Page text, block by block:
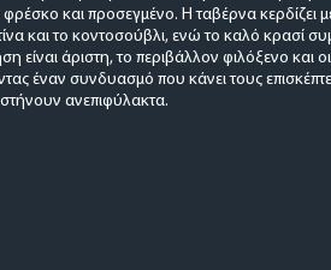
φρέσκο και προσεγμένο. Η ταβέρνα κερδίζει
και το κοντοσούβλι, ενώ το καλό κρασί
είναι άριστη, το περιβάλλον φιλόξενο και οι
έναν συνδυασμό που κάνει τους
ανεπιφύλακτα.